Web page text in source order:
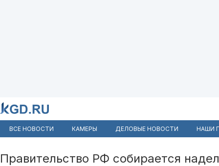
ВСЕ НОВОСТИ КАМЕРЫ ДЕЛОВЫЕ НОВОСТИ НАШИ
Правительство РФ собирается